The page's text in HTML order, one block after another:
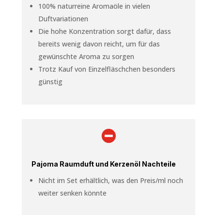
100% naturreine Aromaöle in vielen
Duftvariationen
Die hohe Konzentration sorgt dafür, dass
bereits wenig davon reicht, um für das
gewünschte Aroma zu sorgen
Trotz Kauf von Einzelfläschchen besonders
günstig

Pajoma Raumduft und Kerzenöl Nachteile
Nicht im Set erhältlich, was den Preis/ml noch
weiter senken könnte